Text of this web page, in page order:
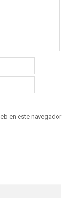
en este navegador